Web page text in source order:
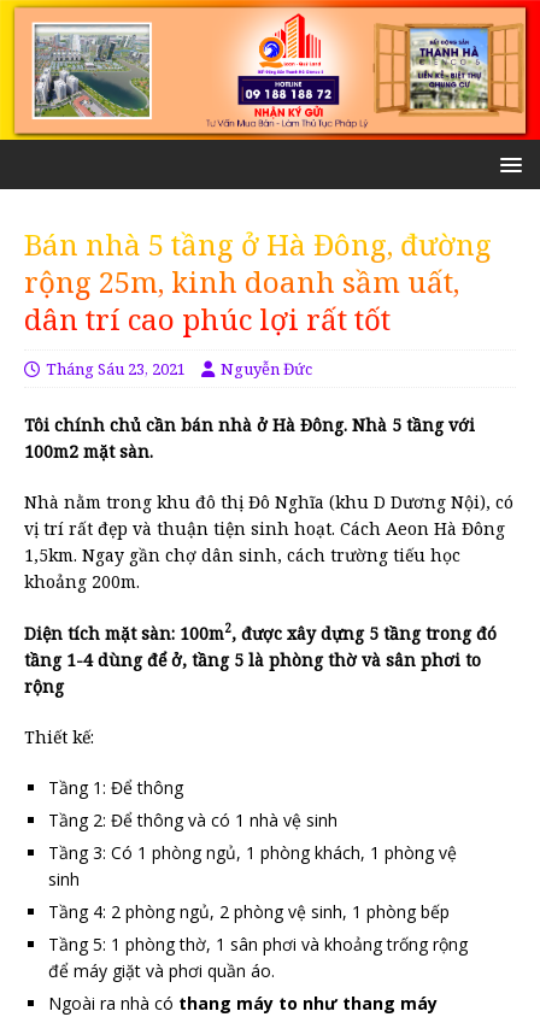
Bán nhà 5 tầng ở Hà Đông, đường
rộng 25m, kinh doanh sầm uất,
dân trí cao phúc lợi rất tốt
Tháng Sáu 23, 2021 Nguyễn Đức
Tôi chính chủ cần bán nhà ở Hà Đông. Nhà 5 tầng với
100m2 mặt sàn.
Nhà nằm trong khu đô thị Đô Nghĩa (khu D Dương Nội), có
vị trí rất đẹp và thuận tiện sinh hoạt. Cách Aeon Hà Đông
1,5km. Ngay gần chợ dân sinh, cách trường tiếu học
khoảng 200m.
Diện tích mặt sàn: 100m2, được xây dựng 5 tầng trong đó
tầng 1-4 dùng để ở, tầng 5 là phòng thờ và sân phơi to
rộng
Thiết kế:
Tầng 1: Để thông
Tầng 2: Để thông và có 1 nhà vệ sinh
Tầng 3: Có 1 phòng ngủ, 1 phòng khách, 1 phòng vệ
sinh
Tầng 4: 2 phòng ngủ, 2 phòng vệ sinh, 1 phòng bếp
Tầng 5: 1 phòng thờ, 1 sân phơi và khoảng trống rộng
để máy giặt và phơi quần áo.
Ngoài ra nhà có thang máy to như thang máy